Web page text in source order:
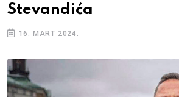
Stevandića
16. MART 2024.